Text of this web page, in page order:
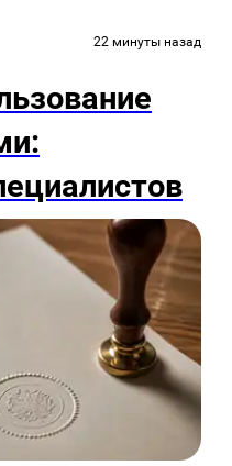
22 минуты назад